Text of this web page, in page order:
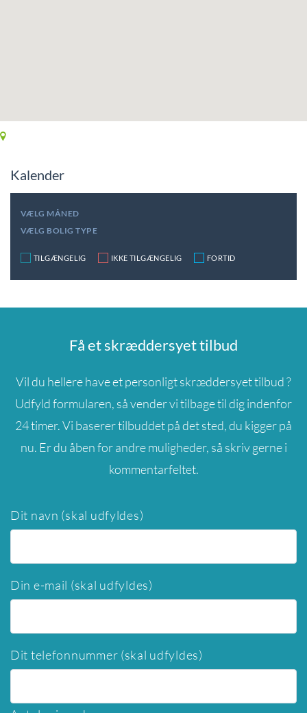
Kalender
VÆLG MÅNED
VÆLG BOLIG TYPE
TILGÆNGELIG IKKE TILGÆNGELIG FORTID
Få et skræddersyet tilbud
Vil du hellere have et personligt skræddersyet tilbud ?
Udfyld formularen, så vender vi tilbage til dig indenfor
24 timer. Vi baserer tilbuddet på det sted, du kigger på
nu. Er du åben for andre muligheder, så skriv gerne i
kommentarfeltet.
Dit navn (skal udfyldes)
Din e-mail (skal udfyldes)
Dit telefonnummer (skal udfyldes)